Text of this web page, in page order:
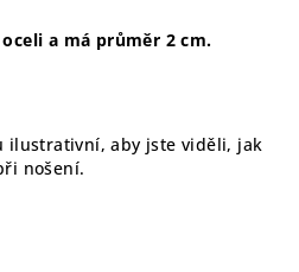
a má průměr 2 cm.
ilustrativní, aby jste viděli, jak
nošení.